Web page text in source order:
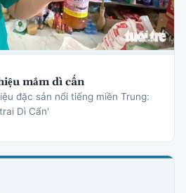
mắm dì cẩn
đặc sản nổi tiếng miền Trung:
Dì Cẩn'